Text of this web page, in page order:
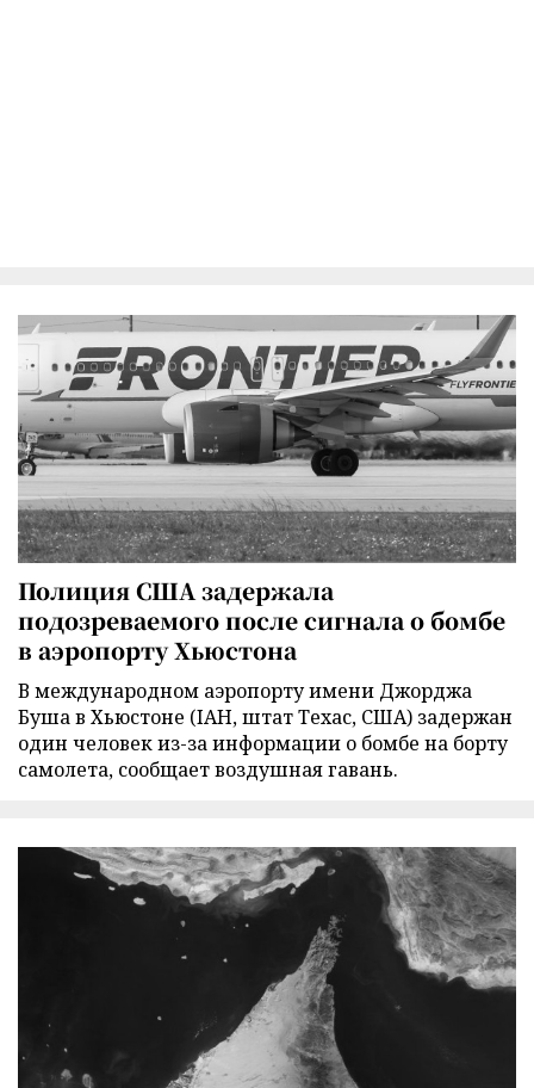
Полиция США задержала
подозреваемого после сигнала о бомбе
в аэропорту Хьюстона
В международном аэропорту имени Джорджа
Буша в Хьюстоне (IAH, штат Техас, США) задержан
один человек из-за информации о бомбе на борту
самолета, сообщает воздушная гавань.